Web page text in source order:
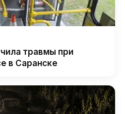
травмы при
в Саранске